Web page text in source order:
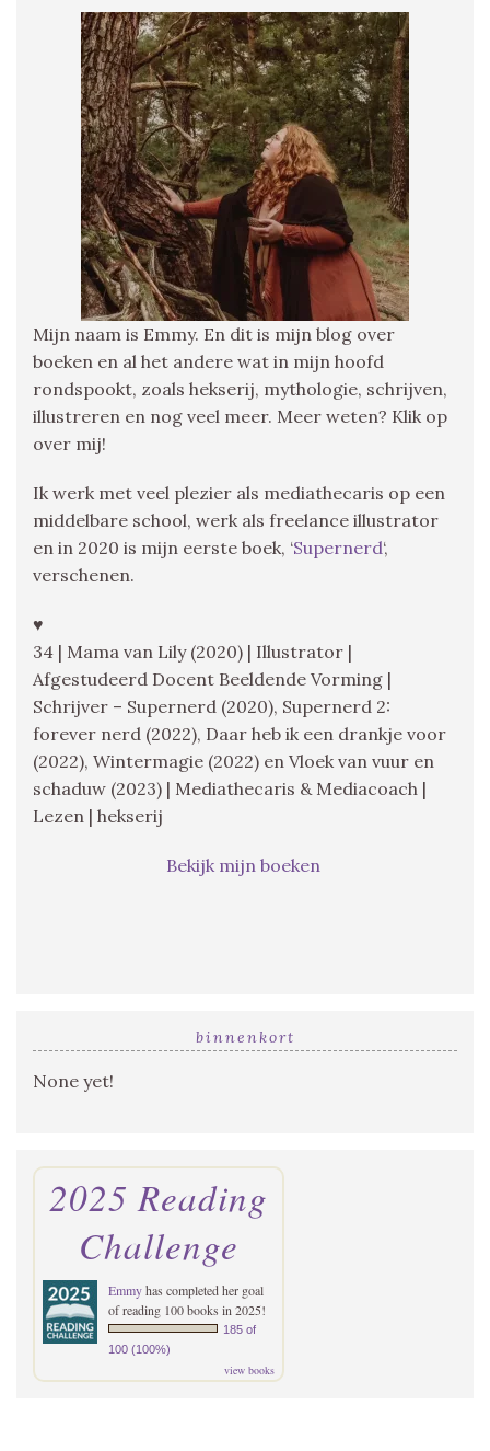
Mijn naam is Emmy. En dit is mijn blog over
boeken en al het andere wat in mijn hoofd
rondspookt, zoals hekserij, mythologie, schrijven,
illustreren en nog veel meer. Meer weten? Klik op
over mij!
Ik werk met veel plezier als mediathecaris op een
middelbare school, werk als freelance illustrator
en in 2020 is mijn eerste boek, ‘Supernerd‘,
verschenen.
♥
34 | Mama van Lily (2020) | Illustrator |
Afgestudeerd Docent Beeldende Vorming |
Schrijver – Supernerd (2020), Supernerd 2:
forever nerd (2022), Daar heb ik een drankje voor
(2022), Wintermagie (2022) en Vloek van vuur en
schaduw (2023) | Mediathecaris & Mediacoach |
Lezen | hekserij
Bekijk mijn boeken
binnenkort
None yet!
2025 Reading
Challenge
Emmyhas completed her goal
of reading 100 books in 2025!
185 of
100 (100%)
view books